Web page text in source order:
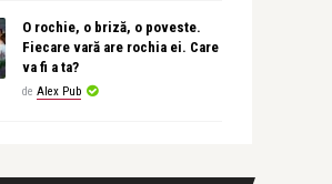
O rochie, o briză, o poveste.
Fiecare vară are rochia ei. Care
va fi a ta?
de Alex Pub